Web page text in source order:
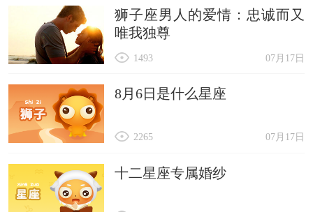
狮子座男人的爱情：忠诚而又
唯我独尊
07月17日
1493
8月6日是什么星座
07月17日
2265
十二星座专属婚纱